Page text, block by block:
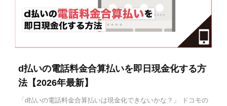
d払いの電話料金合算払いを即日現金化する方
法【2026年最新】
「d払いの電話料金合算払いは現金化できないかな？」 ドコモの